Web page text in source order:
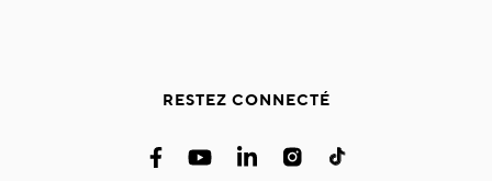
RESTEZ CONNECTÉ